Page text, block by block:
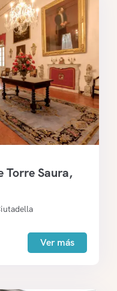
Torre Saura,
Ver más